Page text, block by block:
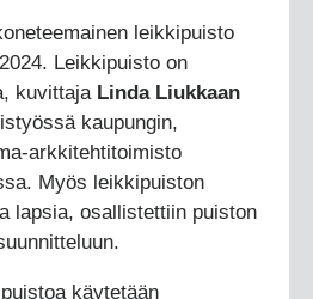
leikkipuisto
Leikkipuisto on
kuvittaja Linda Liukkaan
kaupungin,
arkkitehtitoimisto
Myös leikkipuiston
lapsia, osallistettiin puiston
käytetään